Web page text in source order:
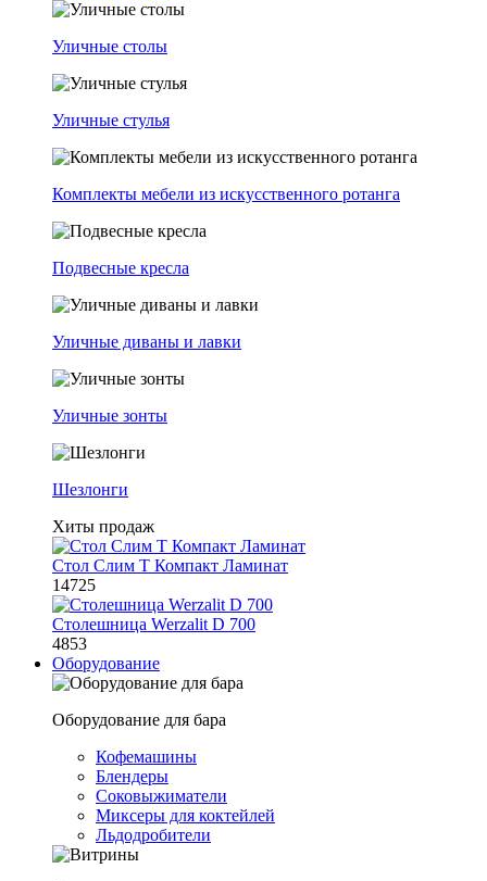
Уличные столы
Уличные стулья
Комплекты мебели из искусственного ротанга
Подвесные кресла
Уличные диваны и лавки
Уличные зонты
Шезлонги
Хиты продаж
Стол Слим Т Компакт Ламинат
14725
Столешница Werzalit D 700
4853
Оборудование
Оборудование для бара
Кофемашины
Блендеры
Соковыжиматели
Миксеры для коктейлей
Льдодробители